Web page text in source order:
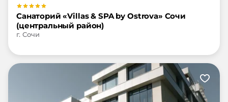
Санаторий «Villas & SPA by Ostrova» Сочи
(центральный район)
г. Сочи